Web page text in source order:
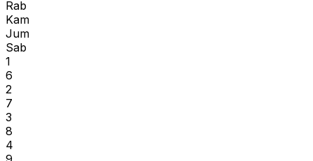
Rab
Kam
Jum
Sab
1
6
2
7
3
8
4